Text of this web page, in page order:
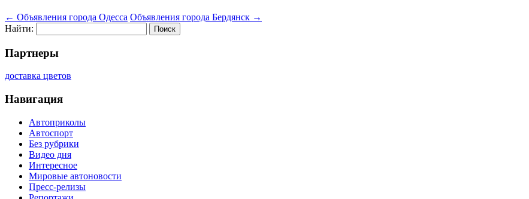
← Объявления города Одесса Объявления города Бердянск →
Найти:
Партнеры
доставка цветов
Навигация
Автоприколы
Автоспорт
Без рубрики
Видео дня
Интересное
Мировые автоновости
Пресс-релизы